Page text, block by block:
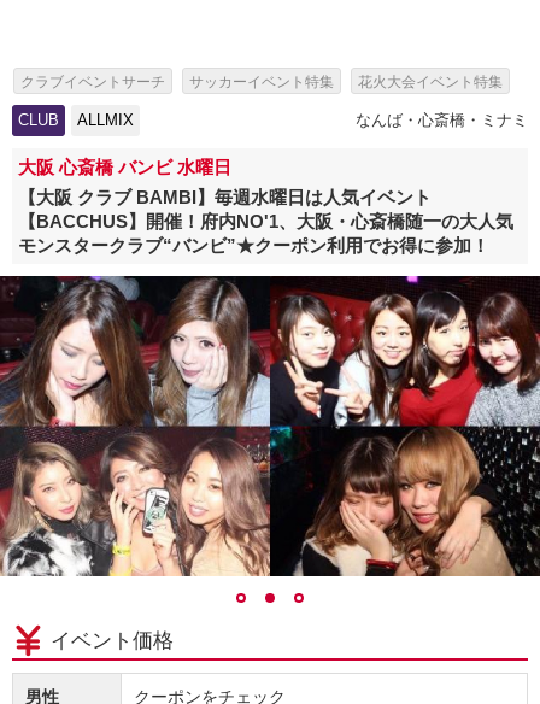
クラブイベントサーチ サッカーイベント特集 花火大会イベント特集
泡パーティーイベント特集 夏休みクラブ特集
夏休みお出かけスポット・レジャーイベント特集
夏フェス・夏休みのフェス特集
船上パーティー・豪華クルージングイベント ホワイトパーティー特集
CLUB ALLMIX なんば・心斎橋・ミナミ
大阪 心斎橋 バンビ 水曜日
【大阪 クラブ BAMBI】毎週水曜日は人気イベント
【BACCHUS】開催！府内NO'1、大阪・心斎橋随一の大人気
モンスタークラブ“バンビ”★クーポン利用でお得に参加！
イベント価格
男性 クーポンをチェック